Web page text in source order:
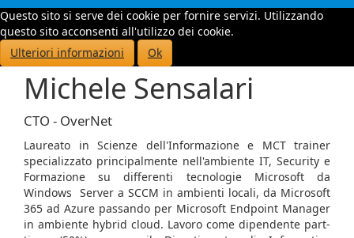
Questo sito si serve dei cookie per fornire servizi. Utilizzando
questo sito acconsenti all'utilizzo dei cookie.
Ulteriori informazioni
Ok
Toggle
Michele Sensalari
CTO - OverNet
Laureato in Scienze dell'Informazione e MCT trainer
specializzato principalmente nell'ambiente IT, Security e
Formazione su differenti tecnologie Microsoft da
Windows Server a SCCM in ambienti locali, da Microsoft
365 ad Azure passando per Microsoft Endpoint Manager
in ambiente hybrid cloud. Lavoro come dipendente part-